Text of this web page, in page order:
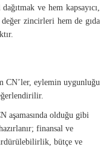
ve hem kapsayıcı,
zincirleri hem de gıda
CN’ler, eylemin uygunluğu
aşamasında olduğu gibi
finansal ve
bütçe ve